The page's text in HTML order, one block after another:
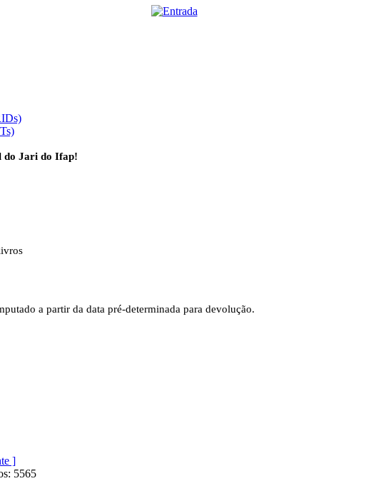
Jari do Ifap!
a partir da data pré-determinada para devolução.
]
5565